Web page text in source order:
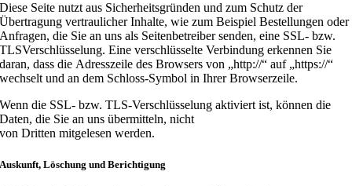
Diese Seite nutzt aus Sicherheitsgründen und zum Schutz der
Übertragung vertraulicher Inhalte, wie zum Beispiel Bestellungen oder
Anfragen, die Sie an uns als Seitenbetreiber senden, eine SSL- bzw.
TLSVerschlüsselung. Eine verschlüsselte Verbindung erkennen Sie
daran, dass die Adresszeile des Browsers von „http://“ auf „https://“
wechselt und an dem Schloss-Symbol in Ihrer Browserzeile.
Wenn die SSL- bzw. TLS-Verschlüsselung aktiviert ist, können die
Daten, die Sie an uns übermitteln, nicht
von Dritten mitgelesen werden.
Auskunft, Löschung und Berichtigung